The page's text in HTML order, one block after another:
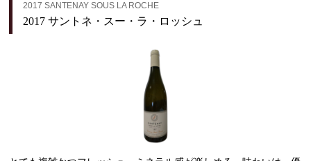
2017 SANTENAY SOUS LA ROCHE
2017 サントネ・スー・ラ・ロッシュ